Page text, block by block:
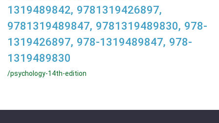
1319489842, 9781319426897,
9781319489847, 9781319489830, 978-
1319426897, 978-1319489847, 978-
1319489830
/psychology-14th-edition